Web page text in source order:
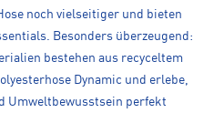
noch vielseitiger und bieten
Besonders überzeugend:
bestehen aus recyceltem
Dynamic und erlebe,
Umweltbewusstsein perfekt